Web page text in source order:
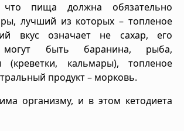
пища должна обязательно
лучший из которых – топленое
вкус означает не сахар, его
могут быть баранина, рыба,
(креветки, кальмары), топленое
продукт – морковь.
организму, и в этом кетодиета